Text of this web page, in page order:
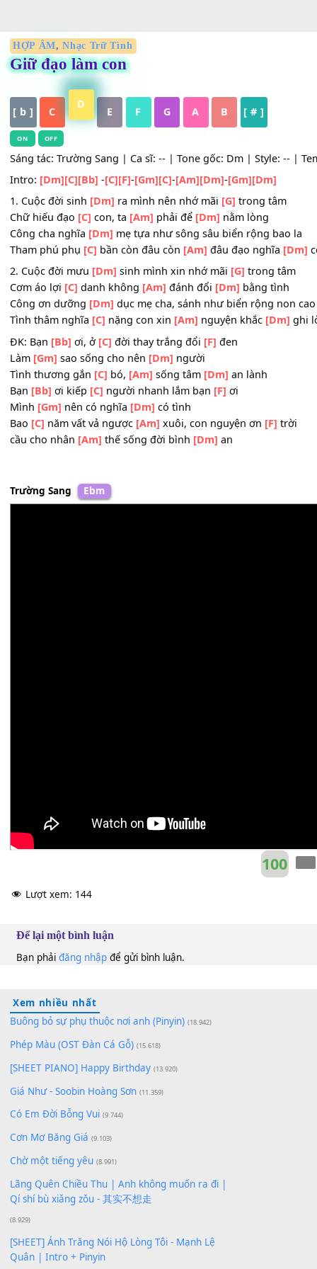
Giữ đạo làm con
[ b ] C E F G A B [ # ]
Sáng tác: Trường Sang | Ca sĩ: -- | Tone gốc: Dm | Style:
Intro:[Dm][C] [Bb]- [C][F]-[Gm][C]-[Am] [Dm]-[Gm][Dm]
1. Cuộc đời sinh [Dm]ra mình nên nhớ mãi[G]trong
Chữ hiếu đạo[C]con, ta [Am] phải để[Dm] nằm lòng
Công cha nghĩa[Dm]mẹ tựa như sông sâu biển rộng
Tham phú phụ[C] bần còn đâu còn [Am] đâu đạo nghĩa
2. Cuộc đời mưu[Dm]sinh mình xin nhớ mãi
Cơm áo lợi[C]danh không[Am]đánh đổi
Công ơn dưỡng[Dm] dục mẹ cha, sánh như biển rộng
Tình thâm nghĩa[C]nặng con xin [Am]nguyện khắc
ĐK: Bạn[Bb]ơi, ở[C]đời thay trắng đổi
Làm[Gm] sao sống cho nên[Dm] người
Mình[Gm]nên có nghĩa
Bao[C]năm vất vả ngược[Am]xuôi, con nguyện ơn[F]
Lượt xem: 144
Để lại một bình luận
Bạn phải đăng nhập để gửi bình luận.
Buông bỏ sự phụ thuộc nơi anh (Pinyin)
Phép Màu (OST Đàn Cá Gỗ) (15.618)
[SHEET PIANO] Happy Birthday
Giá Như - Soobin Hoàng Sơn (11.359)